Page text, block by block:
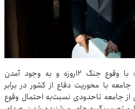
جهان صنعت نیوز نوشت: با وقوع جنگ ۱۲‌روزه و به وجود آمدن
با محوریت دفاع از کشور در برابر
جامعه تاحدودی نسبت‌به احتمال وقوع